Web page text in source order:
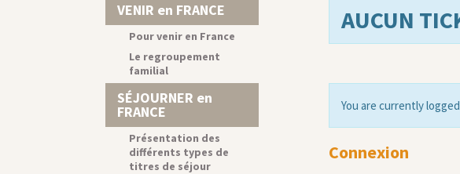
AUCUN
You are currently
Connexion
VENIR en FRANCE
Pour venir en France
Le regroupement
familial
SÉJOURNER en
FRANCE
Présentation des
différents types de
titres de séjour